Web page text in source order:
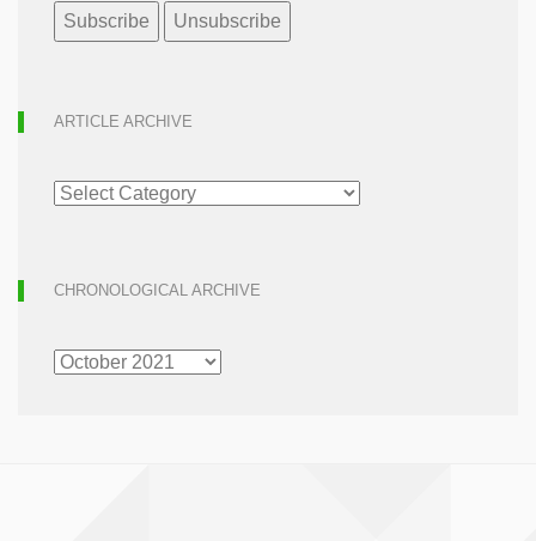
ARTICLE ARCHIVE
ARTICLE
ARCHIVE
CHRONOLOGICAL ARCHIVE
CHRONOLOGICAL
ARCHIVE